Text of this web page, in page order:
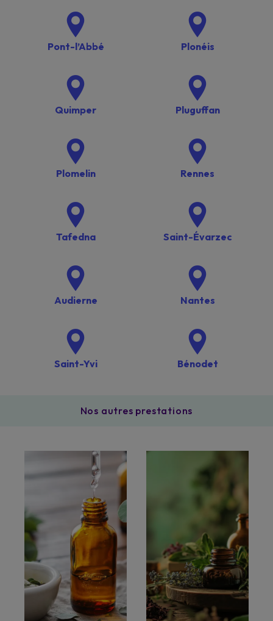
Pont-l’Abbé Plonéis
Quimper Pluguffan
Plomelin Rennes
Tafedna Saint-Évarzec
Audierne Nantes
Saint-Yvi Bénodet
Nos autres prestations